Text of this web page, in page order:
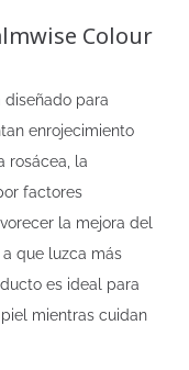
Colour
diseñado para
enrojecimiento
rosácea, la
factores
la mejora del
que luzca más
es ideal para
mientras cuidan